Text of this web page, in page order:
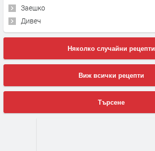
Заешко
Дивеч
Няколко случайни рецепти
Виж всички рецепти
Търсене